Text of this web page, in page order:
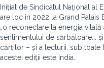
Inițiat de Sindicatul Național al
are loc în 2022 la Grand
„o reconectare la energia
sentimentului de sărbătoare...
cărților – și a lecturii, sub toate
acestei ediții este India.